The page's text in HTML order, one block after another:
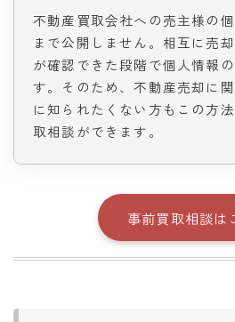
不動産買取会社への売主様の
まで公開しません。相互に売
が確認できた段階で個人情報
す。そのため、不動産売却に
に知られたくない方もこの方
取相談ができます。
事前買取相談は